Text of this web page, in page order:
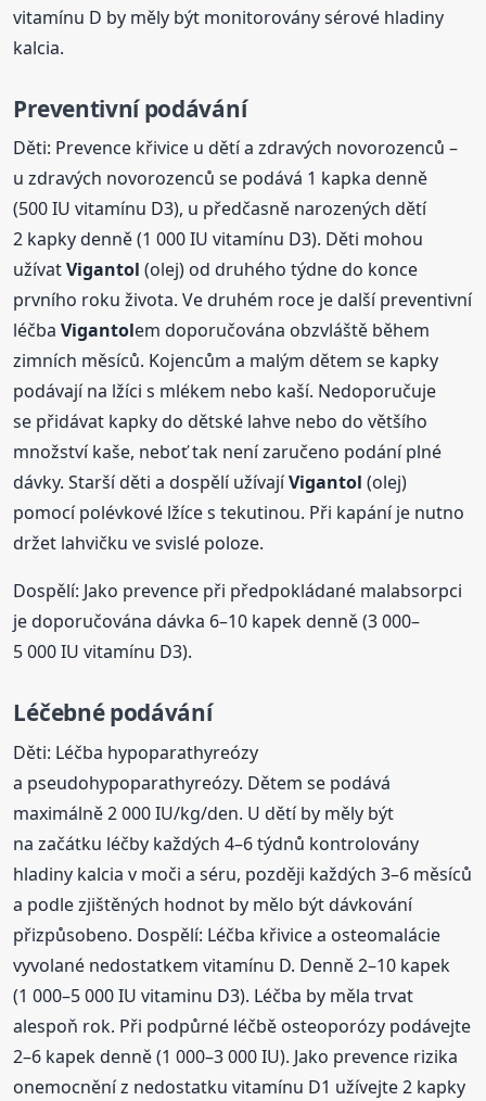
vitamínu D by měly být monitorovány sérové hladiny
kalcia.
Preventivní podávání
Děti: Prevence křivice u dětí a zdravých novorozenců –
u zdravých novorozenců se podává 1 kapka denně
(500 IU vitamínu D3), u předčasně narozených dětí
2 kapky denně (1 000 IU vitamínu D3). Děti mohou
užívatVigantol (olej) od druhého týdne do konce
prvního roku života. Ve druhém roce je další preventivní
léčbaVigantolem doporučována obzvláště během
zimních měsíců. Kojencům a malým dětem se kapky
podávají na lžíci s mlékem nebo kaší. Nedoporučuje
se přidávat kapky do dětské lahve nebo do většího
množství kaše, neboť tak není zaručeno podání plné
dávky. Starší děti a dospělí užívajíVigantol (olej)
pomocí polévkové lžíce s tekutinou. Při kapání je nutno
držet lahvičku ve svislé poloze.
Dospělí: Jako prevence při předpokládané malabsorpci
je doporučována dávka 6–10 kapek denně (3 000–
5 000 IU vitamínu D3).
Léčebné podávání
Děti: Léčba hypoparathyreózy
a pseudohypoparathyreózy. Dětem se podává
maximálně 2 000 IU/kg/den. U dětí by měly být
na začátku léčby každých 4–6 týdnů kontrolovány
hladiny kalcia v moči a séru, později každých 3–6 měsíců
a podle zjištěných hodnot by mělo být dávkování
přizpůsobeno. Dospělí: Léčba křivice a osteomalácie
vyvolané nedostatkem vitamínu D. Denně 2–10 kapek
(1 000–5 000 IU vitaminu D3). Léčba by měla trvat
alespoň rok. Při podpůrné léčbě osteoporózy podávejte
2–6 kapek denně (1 000–3 000 IU). Jako prevence rizika
onemocnění z nedostatku vitamínu D1 užívejte 2 kapky